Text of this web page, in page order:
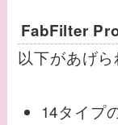
FabFilter
以下があげら
14タイプ